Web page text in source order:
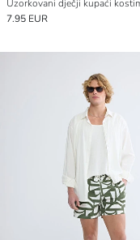
Uzorkovani dječji kupaći
7.95 EUR